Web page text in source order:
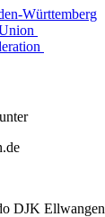
Württemberg
DJK Ellwangen